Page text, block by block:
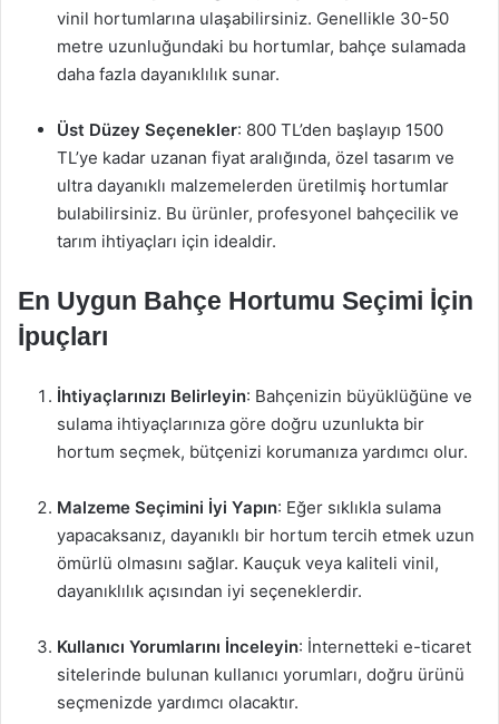
vinil hortumlarına ulaşabilirsiniz. Genellikle 30-50
metre uzunluğundaki bu hortumlar, bahçe sulamada
daha fazla dayanıklılık sunar.
Üst Düzey Seçenekler: 800 TL’den başlayıp 1500
TL’ye kadar uzanan fiyat aralığında, özel tasarım ve
ultra dayanıklı malzemelerden üretilmiş hortumlar
bulabilirsiniz. Bu ürünler, profesyonel bahçecilik ve
tarım ihtiyaçları için idealdir.
En Uygun Bahçe Hortumu Seçimi İçin
İpuçları
İhtiyaçlarınızı Belirleyin: Bahçenizin büyüklüğüne ve
sulama ihtiyaçlarınıza göre doğru uzunlukta bir
hortum seçmek, bütçenizi korumanıza yardımcı olur.
Malzeme Seçimini İyi Yapın: Eğer sıklıkla sulama
yapacaksanız, dayanıklı bir hortum tercih etmek uzun
ömürlü olmasını sağlar. Kauçuk veya kaliteli vinil,
dayanıklılık açısından iyi seçeneklerdir.
Kullanıcı Yorumlarını İnceleyin: İnternetteki e-ticaret
sitelerinde bulunan kullanıcı yorumları, doğru ürünü
seçmenizde yardımcı olacaktır.